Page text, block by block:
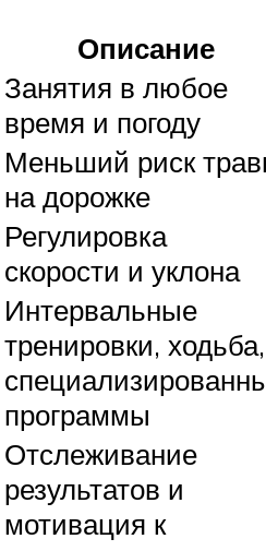
Описание
Занятия в любое
время и погоду
Меньший риск
на дорожке
Регулировка
скорости и уклона
Интервальные
тренировки, ходьба,
программы
Отслеживание
результатов и
мотивация к